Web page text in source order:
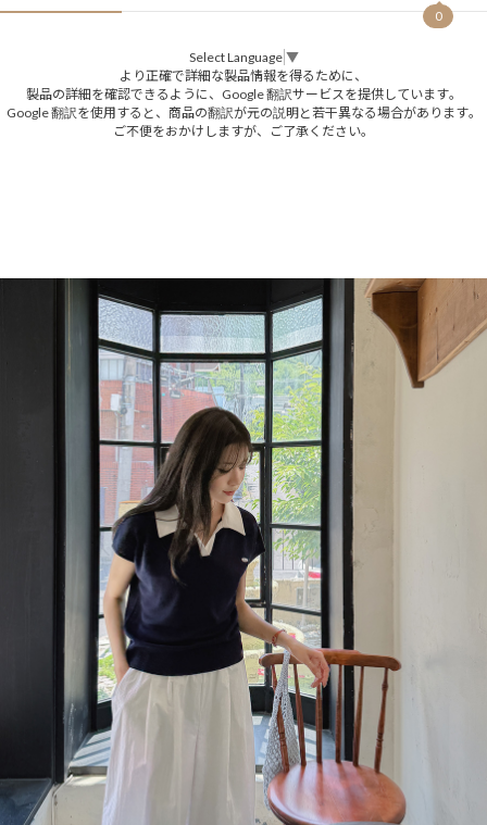
0
Select Language ▼
より正確で詳細な製品情報を得るために、
製品の詳細を確認できるように、Google 翻訳サービスを提供しています。
Google 翻訳を使用すると、商品の翻訳が元の説明と若干異なる場合があります。
ご不便をおかけしますが、ご了承ください。